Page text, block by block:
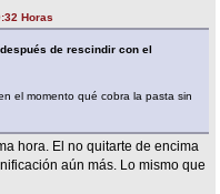
Horas
de rescindir con el
el momento qué cobra la pasta sin
hora. El no quitarte de encima
aún más. Lo mismo que